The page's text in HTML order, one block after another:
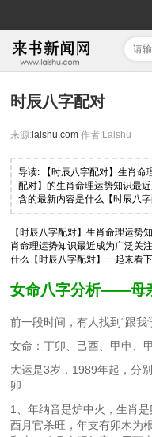
时辰八字配对
来源: laishu.com 作者:Laishu
导读: 【时辰八字配对】生肖命
配对】的生肖命理运势知识最
含的最新内容是什么【时辰八
【时辰八字配对】生肖命理运势
肖命理运势知识最近成为广泛关
什么【时辰八字配对】一起来看
女命八字分析——母
前一段时间，有人找到“跟我
女命：丁卯、己酉、甲申、
大运是3岁，1989年起，分
卯……
1、年纳音是炉中火，生肖
酉月官杀旺，年支有卯木为